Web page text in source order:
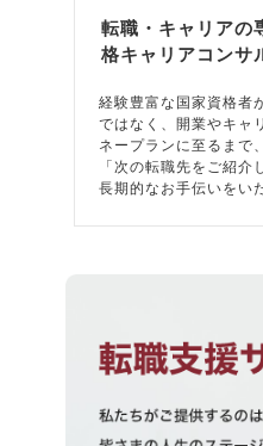
転職・キャリアの
格キャリアコンサ
経験豊富な国家資格者
ではなく、開業やキャ
ネープランに至るまで
「次の転職先をご紹介
長期的なお手伝いをい